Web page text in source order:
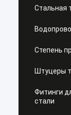
Стальная
Степень
Штуцеры
Фитинги
стали